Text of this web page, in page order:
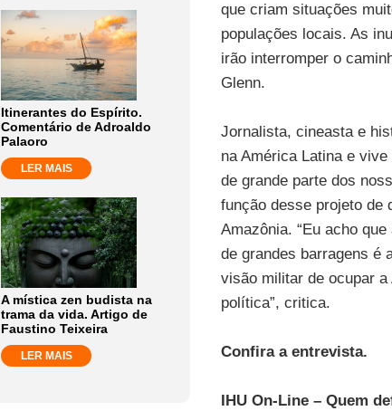
Itinerantes do Espírito.
Comentário de Adroaldo
Palaoro
LER MAIS
A mística zen budista na
trama da vida. Artigo de
Faustino Teixeira
LER MAIS
que criam situações
populações locais. As
irão interromper o
Glenn.
Jornalista, cineasta e
na América Latina e
de grande parte dos
função desse projeto de
Amazônia. “Eu acho
de grandes barragens é
visão militar de ocupar
política”, critica.
Confira a entrevista.
IHU On-Line – Quem